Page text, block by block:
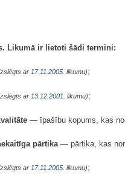
Likumā ir lietoti šādi termini:
ar 17.11.2005 . likumu);
ar 13.12.2001 . likumu);
— īpašību kopums, kas
pārtika — pārtika, kas
ar 17.11.2005 . likumu);